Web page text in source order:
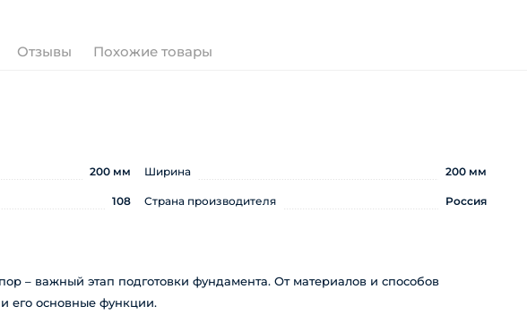
Отзывы Похожие товары
200 мм Ширина 200 мм
108 Страна производителя Россия
– важный этап подготовки фундамента. От материалов и способов
его основные функции.